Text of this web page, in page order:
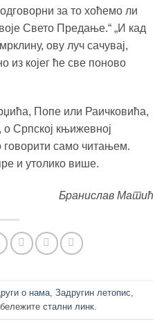
за то хоћемо ли
Свето Предање.“ „И кад
ову луч сачувај,
из којег ће све поново
Попе или Раичковића,
Српској књижевној
само читањем.
и утолико више.
Бранислав Матић
о нама Задругин летопис
стални линк